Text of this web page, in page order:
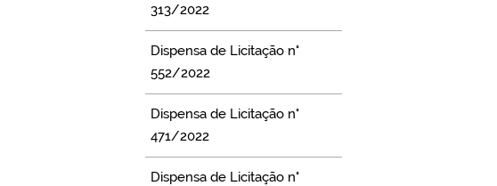
313/2022
Dispensa de Licitação n°
552/2022
Dispensa de Licitação n°
471/2022
Dispensa de Licitação n°